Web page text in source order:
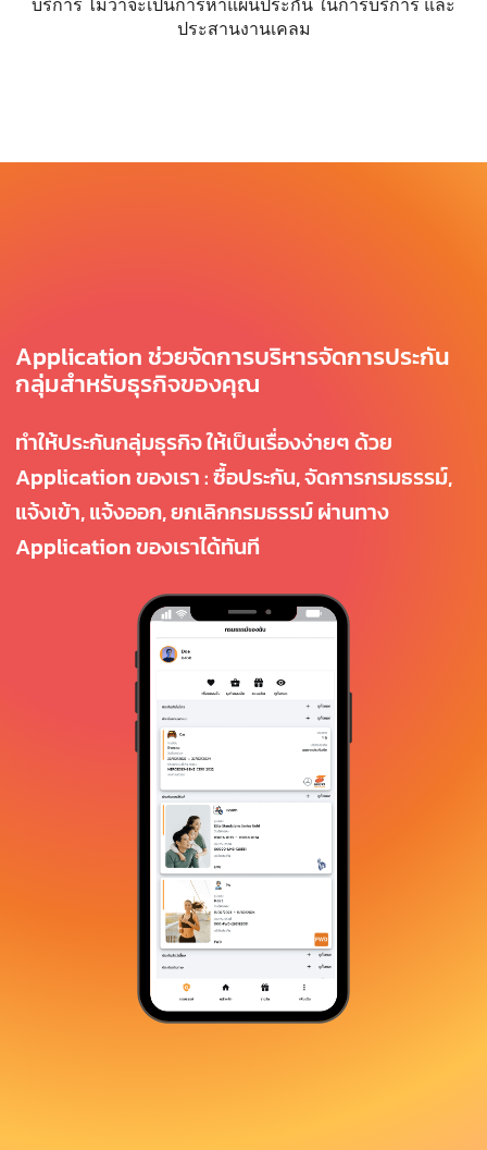
ประสานงานเคลม
Application ช่วยจัดการบริหารจัดการประกัน
กลุ่มสำหรับธุรกิจของคุณ
ทำให้ประกันกลุ่มธุรกิจ ให้เป็นเรื่องง่ายๆ ด้วย
Application ของเรา : ซื้อประกัน, จัดการกรมธรรม์,
แจ้งเข้า, แจ้งออก, ยกเลิกกรมธรรม์ ผ่านทาง
Application ของเราได้ทันที